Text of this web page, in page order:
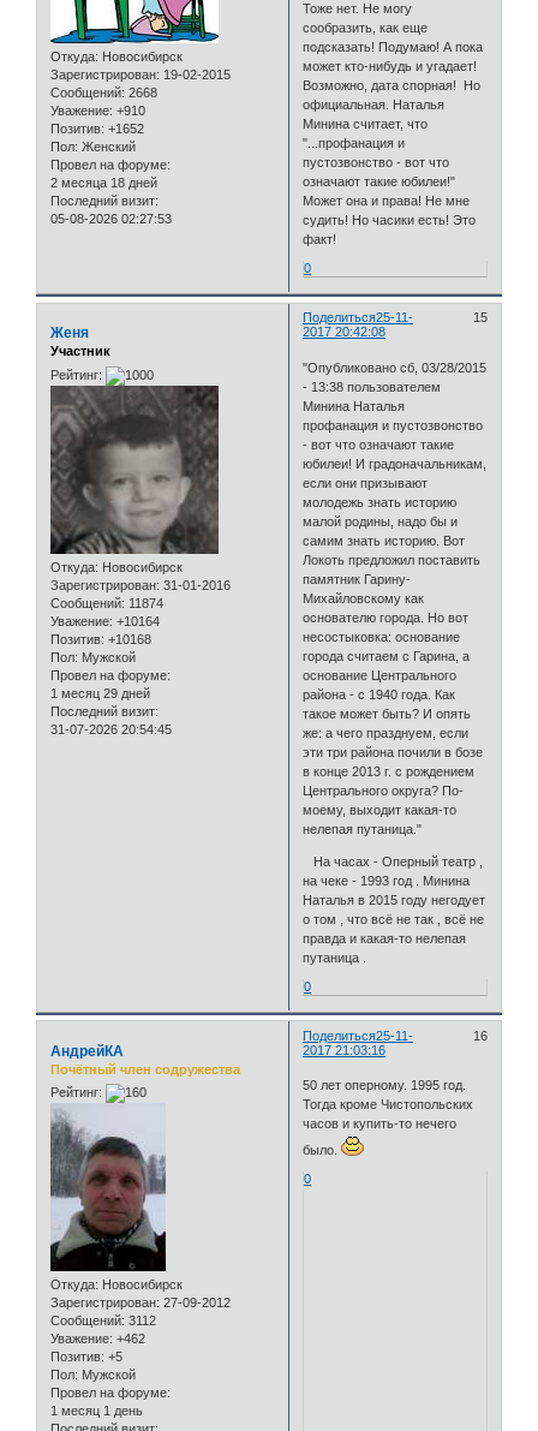
Откуда: Новосибирск
Зарегистрирован: 19-02-2015
Сообщений: 2668
Уважение: +910
Позитив: +1652
Пол: Женский
Провел на форуме:
2 месяца 18 дней
Последний визит:
05-08-2026 02:27:53
Тоже нет. Не могу
сообразить, как еще
подсказать! Подумаю! А пока
может кто-нибудь и угадает!
Возможно, дата спорная! Но
официальная. Наталья
Минина считает, что
"...профанация и
пустозвонство - вот что
означают такие юбилеи!"
Может она и права! Не мне
судить! Но часики есть! Это
факт!
0
Поделиться 15
25-11-
2017 20:42:08
Женя
Участник
Рейтинг:
Откуда: Новосибирск
Зарегистрирован: 31-01-2016
Сообщений: 11874
Уважение: +10164
Позитив: +10168
Пол: Мужской
Провел на форуме:
1 месяц 29 дней
Последний визит:
31-07-2026 20:54:45
"Опубликовано сб, 03/28/2015
- 13:38 пользователем
Минина Наталья
профанация и пустозвонство
- вот что означают такие
юбилеи! И градоначальникам,
если они призывают
молодежь знать историю
малой родины, надо бы и
самим знать историю. Вот
Локоть предложил поставить
памятник Гарину-
Михайловскому как
основателю города. Но вот
несостыковка: основание
города считаем с Гарина, а
основание Центрального
района - с 1940 года. Как
такое может быть? И опять
же: а чего празднуем, если
эти три района почили в бозе
в конце 2013 г. с рождением
Центрального округа? По-
моему, выходит какая-то
нелепая путаница."
На часах - Оперный театр ,
на чеке - 1993 год . Минина
Наталья в 2015 году негодует
о том , что всё не так , всё не
правда и какая-то нелепая
путаница .
0
Поделиться 16
25-11-
2017 21:03:16
АндрейКА
Почётный член содружества
Рейтинг:
Откуда: Новосибирск
Зарегистрирован: 27-09-2012
Сообщений: 3112
Уважение: +462
Позитив: +5
Пол: Мужской
Провел на форуме:
1 месяц 1 день
50 лет оперному. 1995 год.
Тогда кроме Чистопольских
часов и купить-то нечего
было.
0